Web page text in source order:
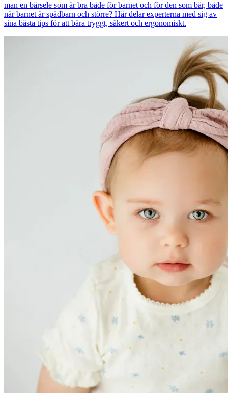
man en bärsele som är bra både för barnet och för den som bär, både
när barnet är spädbarn och större? Här delar experterna med sig av
sina bästa tips för att bära tryggt, säkert och ergonomiskt.